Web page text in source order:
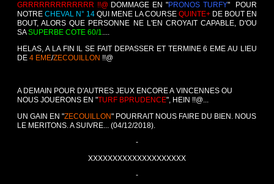
GRRRRRRRRRRRRR !!@DOMMAGE EN "PRONOS TURFY" POUR
NOTRE CHEVAL N° 14 QUI MENE LA COURSE QUINTE+ DE BOUT EN
BOUT, ALORS QUE PERSONNE NE L'EN CROYAIT CAPABLE, D'OU
SASUPERBE COTE 60/1....
HELAS, A LA FIN IL SE FAIT DEPASSER ET TERMINE 6 EME AU LIEU
DE 4 EME/ZECOUILLON !!@
A DEMAIN POUR D'AUTRES JEUX ENCORE A VINCENNES OU
NOUS JOUERONS EN "TURF BPRUDENCE", HEIN !!@...
UN GAIN EN "ZECOUILLON" POURRAIT NOUS FAIRE DU BIEN. NOUS
LE MERITONS. A SUIVRE... (04/12/2018).
-
XXXXXXXXXXXXXXXXXXXX
-